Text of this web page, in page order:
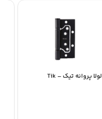
لولا پروانه تیک – Tik